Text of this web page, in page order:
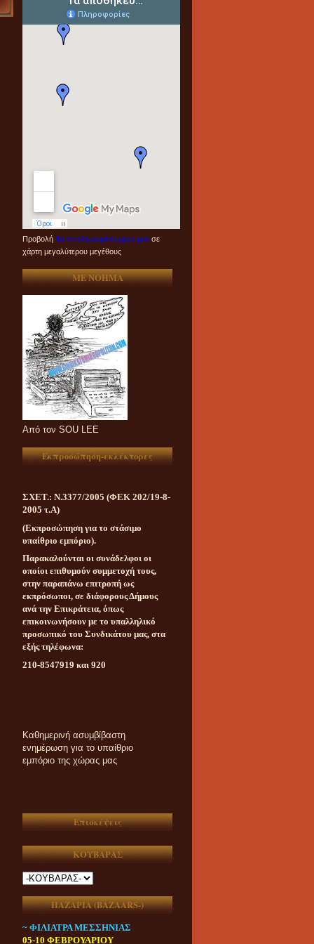
Προβολή Τα αποθηκευμένα μέρη μου σε
χάρτη μεγαλύτερου μεγέθους
ME NOHMA
Aπό τον SOU LEE
Εκπροσώπηση-εκλέκτορες
ΣΧΕΤ.: Ν.3377/2005 (ΦΕΚ 202/19-8-
2005 τ.Α)
(Εκπροσώπηση για το στάσιμο
υπαίθριο εμπόριο).
Παρακαλούνται οι συνάδελφοι οι
οποίοι επιθυμούν συμμετοχή τους,
στην παραπάνω επιτροπή ως
εκπρόσωποι, σε διάφορους Δήμους
ανά την Επικράτεια, όπως
επικοινωνήσουν με το υπαλληλικό
προσωπικό του Συνδικάτου μας, στα
εξής τηλέφωνα:
210-8547919 και 920
ενημέρωση για το υπαίθριο
εμπόριο της χώρας μας
Επισκέψεις
ΚΟΥΒΑΡΑΣ
ΠΑΖΑΡΙΑ (ΒAZAARS-)
~ ΦΙΛΙΑΤΡΑ ΜΕΣΣΗΝΙΑΣ
05-10 ΦΕΒΡΟΥΑΡΙΟΥ